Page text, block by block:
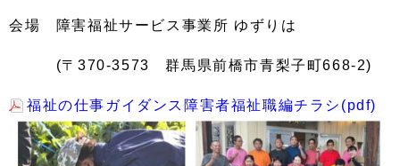
会場 障害福祉サービス事業所 ゆずりは
(〒370-3573 群馬県前橋市青梨子町668-2)
福祉の仕事ガイダンス障害者福祉職編チラシ(pdf)